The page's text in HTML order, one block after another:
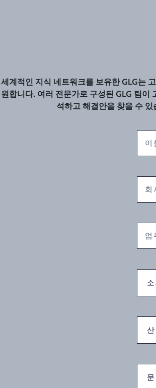
세계적인 지식 네트워크를 보유한 GLG는
원합니다. 여러 전문가로 구성된 GLG 팀
석하고 해결안을 찾을 수